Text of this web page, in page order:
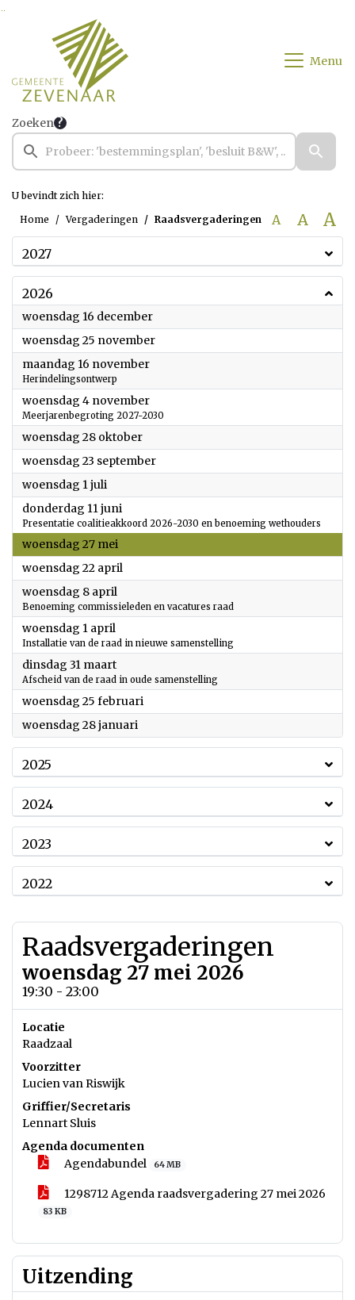
Ga naar de inhoud van deze pagina
Menu
Zoeken
U bevindt zich hier:
Home
Vergaderingen Raadsvergaderingen A A A
2027
2026
woensdag 16 december2026
woensdag 25 november2026
maandag 16 november2026
Herindelingsontwerp
woensdag 4 november2026
Meerjarenbegroting 2027-2030
woensdag 28 oktober2026
woensdag 23 september2026
woensdag 1 juli
donderdag 11 juni
Presentatie coalitieakkoord 2026-2030 en benoeming wethouders
woensdag 27 mei
woensdag 22 april
woensdag 8 april
Benoeming commissieleden en vacatures raad
woensdag 1 april
Installatie van de raad in nieuwe samenstelling
dinsdag 31 maart2026
Afscheid van de raad in oude samenstelling
woensdag 25 februari
woensdag 28 januari
2025
2024
2023
2022
Raadsvergaderingen
woensdag 27 mei 2026
19:30 - 23:00
Locatie
Raadzaal
Voorzitter
Lucien van Riswijk
Griffier/Secretaris
Lennart Sluis
Agenda documenten
Agendabundel
64 MB
1298712 Agenda raadsvergadering 27 mei 2026
83 KB
Uitzending